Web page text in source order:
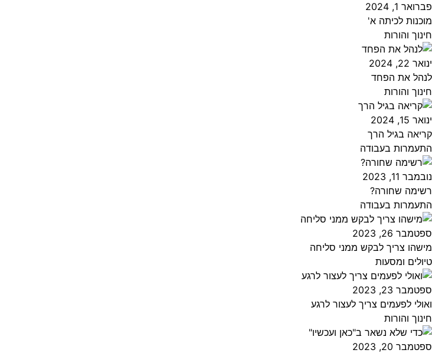
פברואר 1, 2024
מוכנות לכיתה א'
חינוך והורות
ינואר 22, 2024
לנהל את הפחד
חינוך והורות
ינואר 15, 2024
קריאה בגיל הרך
התעמרות בעבודה
נובמבר 11, 2023
רשימה שחורה?
התעמרות בעבודה
ספטמבר 26, 2023
מישהו צריך לבקש ממני סליחה
טיולים ומסעות
ספטמבר 23, 2023
ואולי לפעמים צריך לעצור לרגע
חינוך והורות
ספטמבר 20, 2023